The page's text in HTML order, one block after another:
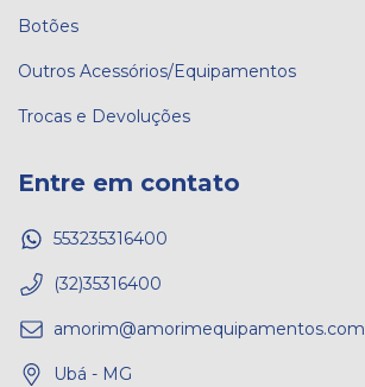
Botões
Outros Acessórios/Equipamentos
Trocas e Devoluções
Entre em contato
553235316400
(32)35316400
amorim@amorimequipamentos.com
Ubá - MG